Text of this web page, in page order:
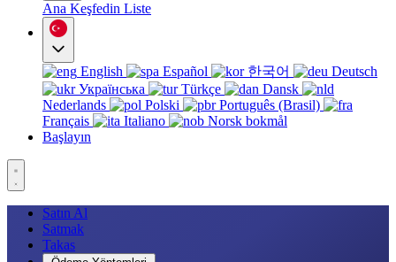
Ana Keşfedin Liste
English Español 한국어
Deutsch
Українська
Türkçe
Dansk
Nederlands
Polski
Português (Brasil)
Français
Italiano
Norsk bokmål
Başlayın
Satın Al
Satmak
Takas